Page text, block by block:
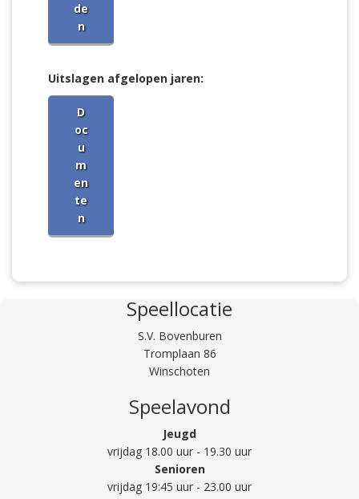
de
n
Uitslagen afgelopen jaren:
D
oc
u
m
en
te
n
Speellocatie
S.V. Bovenburen
Tromplaan 86
Winschoten
Speelavond
Jeugd
vrijdag 18.00 uur - 19.30 uur
Senioren
vrijdag 19:45 uur - 23.00 uur